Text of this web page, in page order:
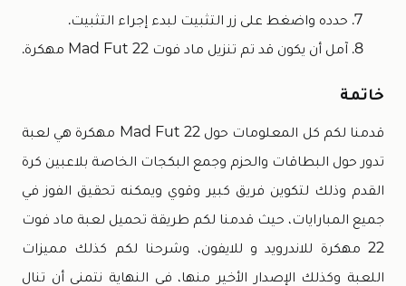
حدده واضغط على زر التثبيت لبدء إجراء التثبيت.
آمل أن يكون قد تم تنزيل ماد فوت Mad Fut 22 مهكرة.
خاتمة
قدمنا لكم كل المعلومات حول Mad Fut 22 مهكرة هي لعبة
تدور حول البطاقات والحزم وجمع البكجات الخاصة بلاعبين كرة
القدم وذلك لتكوين فريق كبير وقوي ويمكنه تحقيق الفوز في
جميع المبارايات، حيث قدمنا لكم طريقة تحميل لعبة ماد فوت
22 مهكرة للاندرويد و للايفون، وشرحنا لكم كذلك مميزات
اللعبة وكذلك الإصدار الأخير منها، في النهاية نتمنى أن تنال